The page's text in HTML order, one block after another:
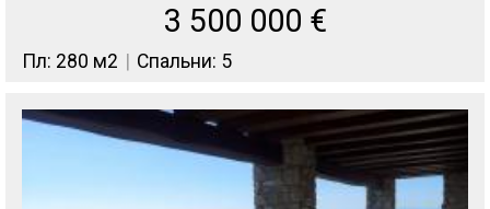
3 500 000 €
Пл: 280 м2 Спальни: 5